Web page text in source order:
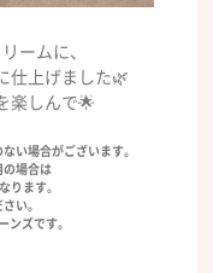
ームに、
仕上げました🌿
楽しんで🌟
い場合がございます。
場合は
ります。
い。
ズです。